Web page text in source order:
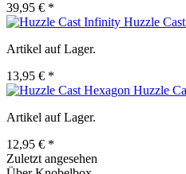
39,95 € *
Huzzle
Artikel auf Lager.
13,95 € *
Huzzle
Artikel auf Lager.
12,95 € *
Zuletzt angesehen